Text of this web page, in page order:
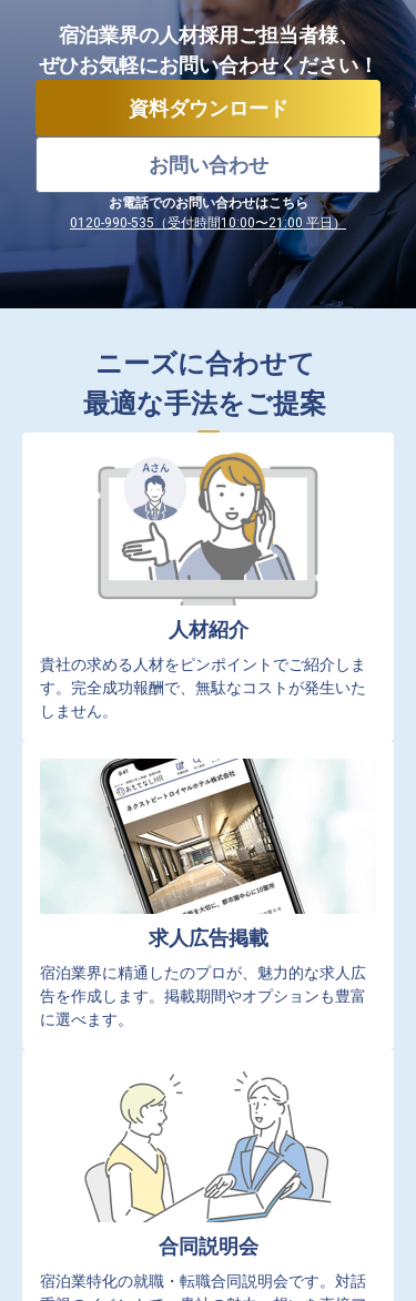
宿泊業界の人材採用ご担当者様、
ぜひお気軽にお問い合わせください！
お問い合わせ
資料ダウンロード
お電話でのお問い合わせはこちら
0120-990-535（受付時間10:00〜21:00 平日）
ニーズに合わせて
最適な手法をご提案
人材紹介
貴社の求める人材をピンポイントでご紹介しま
す。完全成功報酬で、無駄なコストが発生いた
しません。
求人広告掲載
宿泊業界に精通したのプロが、魅力的な求人広
告を作成します。掲載期間やオプションも豊富
に選べます。
合同説明会
宿泊業特化の就職・転職合同説明会です。対話